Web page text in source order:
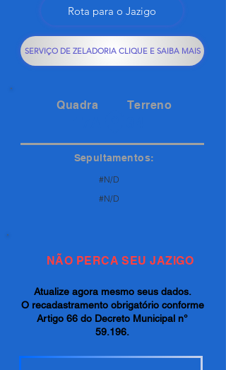
Rota para o Jazigo
SERVIÇO DE ZELADORIA CLIQUE E SAIBA MAIS
Quadra Terreno
Sepultamentos:
#N/D
#N/D
NÃO PERCA SEU JAZIGO
Atualize agora mesmo seus dados.
O recadastramento obrigatório conforme
Artigo 66 do Decreto Municipal n°
59.196.